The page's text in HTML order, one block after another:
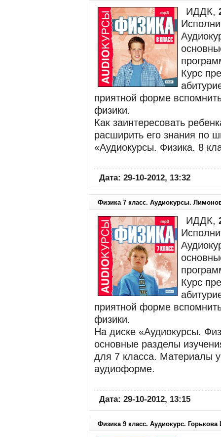
ИДДК,
Курс
приятной форме
физики.
Как заинтересовать
расширить его знания по
«Аудиокурсы. Физика. 8
Дата: 29-10-2012, 13:32
Физика 7 класс. Аудиокурсы.
ИДДК,
Курс
приятной форме
физики.
На диске «Аудиокурсы.
основные разделы
для 7 класса. Материалы
аудиоформе.
Дата: 29-10-2012, 13:15
Физика 9 класс. Аудиокурс. Горькова